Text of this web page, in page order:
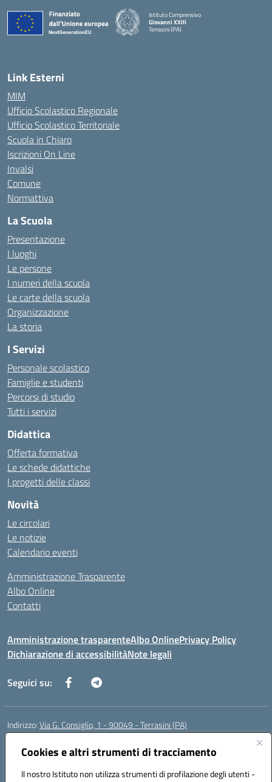
Cookies e altri strumenti di tracciamento
Il nostro Istituto non utilizza strumenti di profilazione degli utenti -
Istituto Comprensivo
Giovanni XXIII
Terrasini (PA)
Link Esterni
MIM
Ufficio Scolastico Regionale
Ufficio Scolastico Territoriale
Scuola in Chiaro
Iscrizioni On Line
Invalsi
Comune
Normattiva
La Scuola
Presentazione
I luoghi
Le persone
I numeri della scuola
Le carte della scuola
Organizzazione
La storia
I Servizi
Personale scolastico
Famiglie e studenti
Percorsi di studio
Tutti i servizi
Didattica
Offerta formativa
Le schede didattiche
I progetti delle classi
Novità
Le circolari
Le notizie
Calendario eventi
Amministrazione Trasparente
Albo Online
Contatti
Amministrazione trasparenteAlbo OnlinePrivacy Policy
Dichiarazione di accessibilitàNote legali
Seguici su:
Indirizzo:Via G. Consiglio, 1 - 90049 - Terrasini (PA)
Centralino:
Posta elettronica certificata (PEC):paic88700d@pec.istruzione.it
Codice fiscale: 80025710825